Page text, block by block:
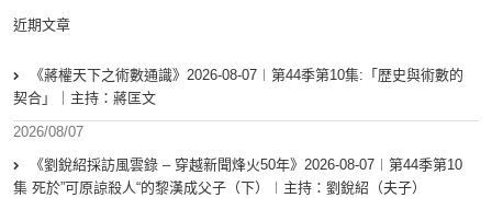
近期文章
《蔣權天下之術數通識》2026-08-07︱第44季第10集:「歴史與術數的
契合」｜主持：蔣匡文
2026/08/07
《劉銳紹採訪風雲錄 – 穿越新聞烽火50年》2026-08-07︱第44季第10
集 死於”可原諒殺人“的黎漢成父子（下）︱主持：劉銳紹（夫子）